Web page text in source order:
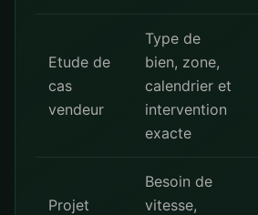
Etude de
cas
vendeur
Type de
bien, zone,
calendrier et
intervention
exacte
Projet
Besoin de
vitesse,